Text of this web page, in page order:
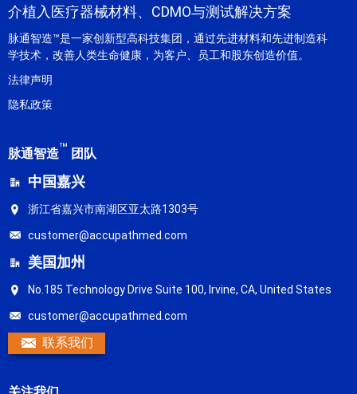
介植入医疗器械材料、CDMO与测试解决方案
脉通智造™是一家创新型高科技集团，通过先进材料和先进制造科
学技术，改善人类生命健康，为客户、员工和股东创造价值。
法律声明
隐私政策
脉通智造™ 团队
中国嘉兴
浙江省嘉兴市南湖区亚太路1303号
customer@accupathmed.com
美国加州
No.185 Technology Drive Suite 100, Irvine, CA, United States
customer@accupathmed.com
联系我们